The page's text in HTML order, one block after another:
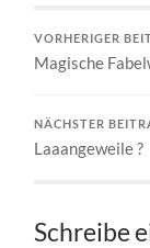
VORHERIGER
Magische
NÄCHSTER
Laaangeweile ?
Schreibe